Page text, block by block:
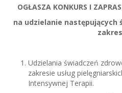
OGŁASZA KONKURS I
na udzielanie następujących
Udzielania świadczeń
zakresie usług
Intensywnej Terapii.